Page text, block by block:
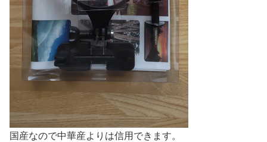
国産なので中華産よりは信用できます。